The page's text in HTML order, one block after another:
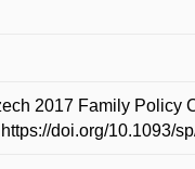
2017 Family Policy
doi.org/10.1093/